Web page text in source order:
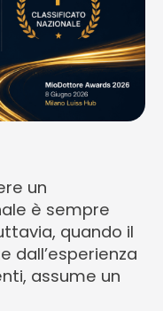
un
è sempre
quando il
dall’esperienza
assume un